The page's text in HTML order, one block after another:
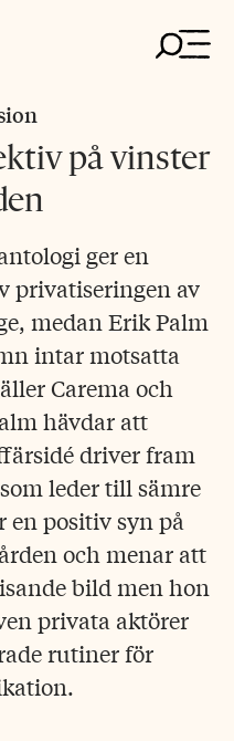
på vinster
ger en
privatiseringen av
medan Erik Palm
intar motsatta
Carema och
hävdar att
driver fram
leder till sämre
en positiv syn på
och menar att
bild men hon
privata aktörer
rutiner för